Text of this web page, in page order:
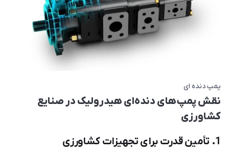
پمپ دنده ای
نقش پمپ‌های دنده‌ای هیدرولیک در صنایع
کشاورزی
1. تأمین قدرت برای تجهیزات کشاورزی